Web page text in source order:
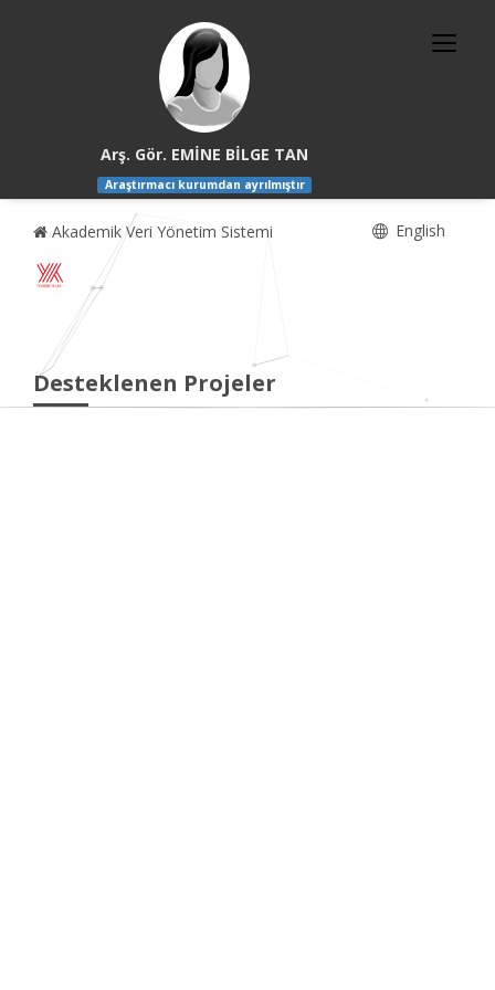
Arş. Gör. EMİNE BİLGE TAN
Araştırmacı kurumdan ayrılmıştır
Akademik Veri Yönetim Sistemi English
Desteklenen Projeler